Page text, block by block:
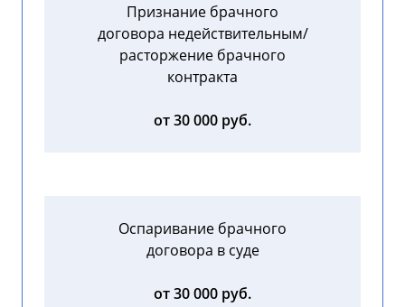
Признание брачного
договора недействительным/
расторжение брачного
контракта
от 30 000 руб.
Оспаривание брачного
договора в суде
от 30 000 руб.